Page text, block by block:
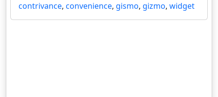
contrivance, convenience, gismo, gizmo, widget